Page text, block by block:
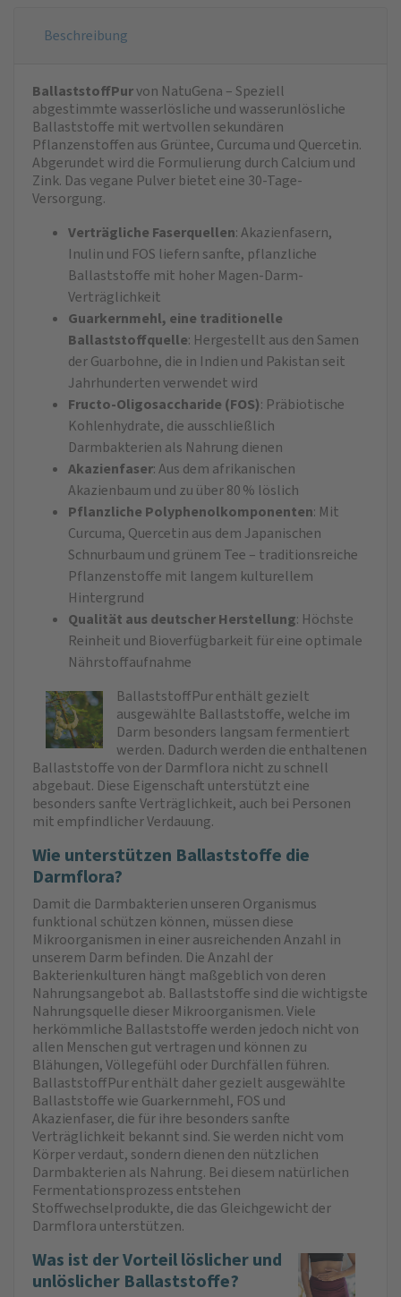
Beschreibung
BallaststoffPurvon NatuGena – Speziell
abgestimmte wasserlösliche und wasserunlösliche
Ballaststoffe mit wertvollen sekundären
Pflanzenstoffen aus Grüntee, Curcuma und Quercetin.
Abgerundet wird die Formulierung durch Calcium und
Zink. Das vegane Pulver bietet eine 30-Tage-
Versorgung.
Verträgliche Faserquellen: Akazienfasern,
Inulin und FOS liefern sanfte, pflanzliche
Ballaststoffe mit hoher Magen-Darm-
Verträglichkeit
Guarkernmehl, eine traditionelle
Ballaststoffquelle: Hergestellt aus den Samen
der Guarbohne, die in Indien und Pakistan seit
Jahrhunderten verwendet wird
Fructo-Oligosaccharide (FOS): Präbiotische
Kohlenhydrate, die ausschließlich
Darmbakterien als Nahrung dienen
Akazienfaser: Aus dem afrikanischen
Akazienbaum und zu über 80 % löslich
Pflanzliche Polyphenolkomponenten: Mit
Curcuma, Quercetin aus dem Japanischen
Schnurbaum und grünem Tee – traditionsreiche
Pflanzenstoffe mit langem kulturellem
Hintergrund
Qualität aus deutscher Herstellung: Höchste
Reinheit und Bioverfügbarkeit für eine optimale
Nährstoffaufnahme
BallaststoffPur enthält gezielt
ausgewählte Ballaststoffe, welche im
Darm besonders langsam fermentiert
werden. Dadurch werden die enthaltenen
Ballaststoffe von der Darmflora nicht zu schnell
abgebaut. Diese Eigenschaft unterstützt eine
besonders sanfte Verträglichkeit, auch bei Personen
mit empfindlicher Verdauung.
Wie unterstützen Ballaststoffe die
Darmflora?
Damit die Darmbakterien unseren Organismus
funktional schützen können, müssen diese
Mikroorganismen in einer ausreichenden Anzahl in
unserem Darm befinden. Die Anzahl der
Bakterienkulturen hängt maßgeblich von deren
Nahrungsangebot ab. Ballaststoffe sind die wichtigste
Nahrungsquelle dieser Mikroorganismen. Viele
herkömmliche Ballaststoffe werden jedoch nicht von
allen Menschen gut vertragen und können zu
Blähungen, Völlegefühl oder Durchfällen führen.
BallaststoffPur enthält daher gezielt ausgewählte
Ballaststoffe wie Guarkernmehl, FOS und
Akazienfaser, die für ihre besonders sanfte
Verträglichkeit bekannt sind. Sie werden nicht vom
Körper verdaut, sondern dienen den nützlichen
Darmbakterien als Nahrung. Bei diesem natürlichen
Fermentationsprozess entstehen
Stoffwechselprodukte, die das Gleichgewicht der
Darmflora unterstützen.
Was ist der Vorteil löslicher und
unlöslicher Ballaststoffe?